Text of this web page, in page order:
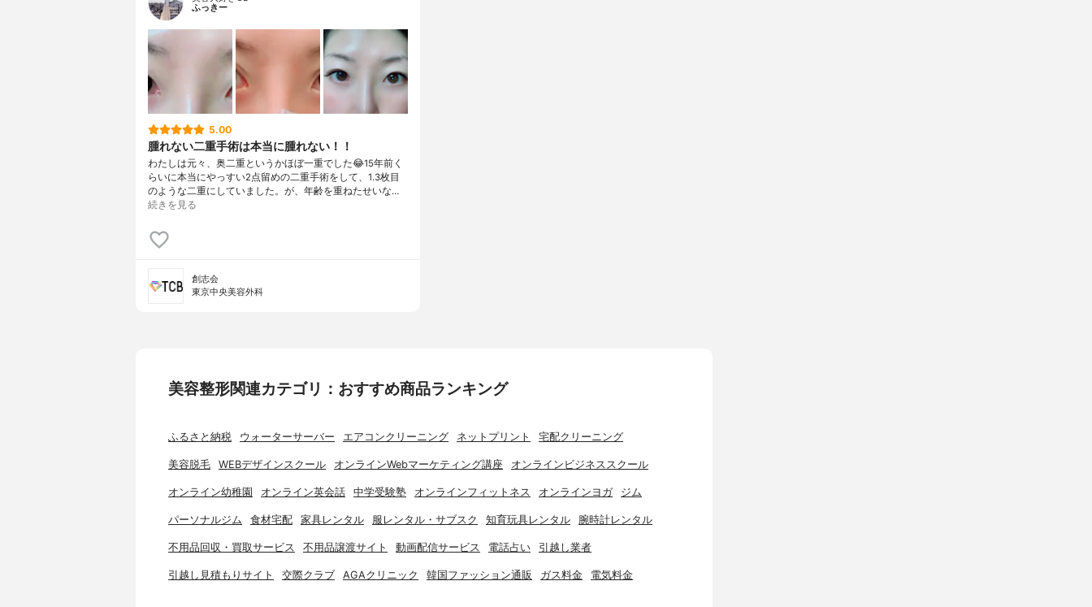
ふっきー
5.00
腫れない二重手術は本当に腫れない！！
わたしは元々、奥二重というかほぼ一重でした😂15年前く
らいに本当にやっすい2点留めの二重手術をして、1.3枚目
のような二重にしていました。が、年齢を重ねたせいな…
続きを見る
創志会
東京中央美容外科
美容整形関連カテゴリ：おすすめ商品ランキング
ふるさと納税 ウォーターサーバー エアコンクリーニング ネットプリント 宅配クリーニング
美容脱毛 WEBデザインスクール オンラインWebマーケティング講座 オンラインビジネススクール
オンライン幼稚園 オンライン英会話 中学受験塾 オンラインフィットネス オンラインヨガ ジム
パーソナルジム 食材宅配 家具レンタル 服レンタル・サブスク 知育玩具レンタル 腕時計レンタル
不用品回収・買取サービス 不用品譲渡サイト 動画配信サービス 電話占い 引越し業者
引越し見積もりサイト 交際クラブ AGAクリニック 韓国ファッション通販 ガス料金 電気料金